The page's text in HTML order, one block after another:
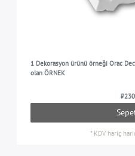
1 Dekorasyon ürünü örneği Orac
olan ÖRNEK
* KDV hariç